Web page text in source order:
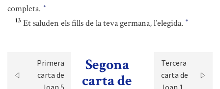
completa. *
13 Et saluden els fills de la teva germana, l’elegida. *
Primera
carta de
Joan 5
Segona
carta de
Tercera
carta de
Joan 1